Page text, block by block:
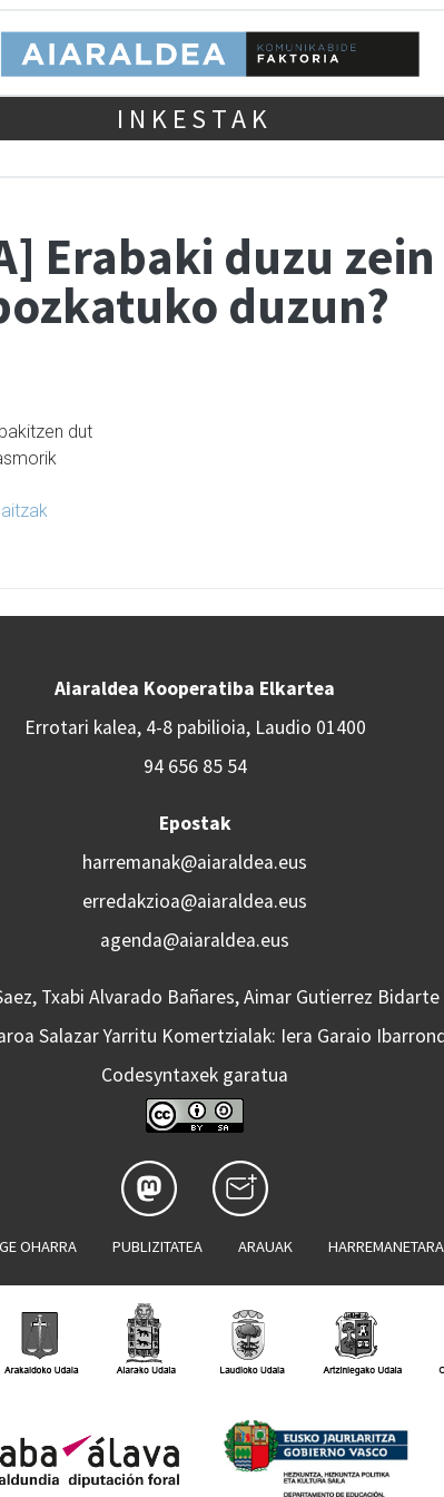
INKESTAK
Erabaki duzu zein
duzun?
dut
Aiaraldea Kooperatiba Elkartea
Errotari kalea, 4-8 pabilioia, Laudio 01400
94 656 85 54
Epostak
harremanak@aiaraldea.eus
erredakzioa@aiaraldea.eus
agenda@aiaraldea.eus
Txabi Alvarado Bañares, Aimar Gutierrez
Salazar Yarritu Komertzialak: Iera Garaio
Codesyntaxek garatua
OHARRA PUBLIZITATEA ARAUAK